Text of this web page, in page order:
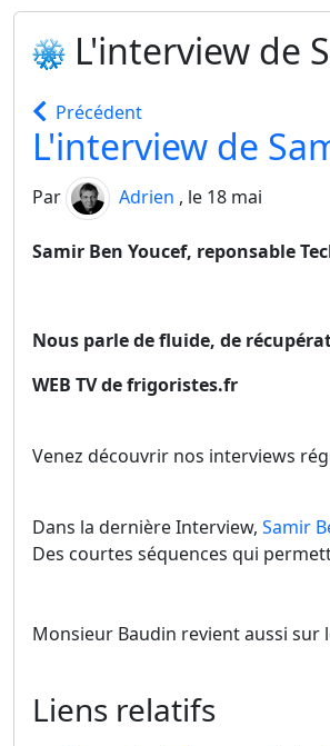
L'interview de
Précédent
L'interview de
Par Adrien , le 18 mai
Samir Ben Youcef, reponsable
Nous parle de fluide, de
WEB TV de frigoristes.fr
Venez découvrir nos interviews
Dans la dernière Interview, Samir
Des courtes séquences qui
Monsieur Baudin revient aussi
Liens relatifs